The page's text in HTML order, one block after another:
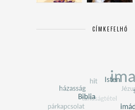
CÍMKEFELHŐ